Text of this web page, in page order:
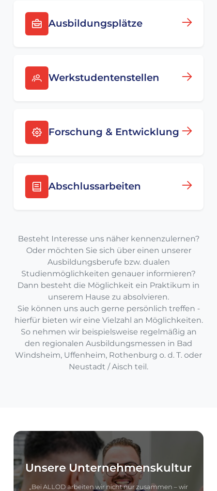
Ausbildungsplätze
Werkstudentenstellen
Forschung & Entwicklung
Abschlussarbeiten
Besteht Interesse uns näher kennenzulernen?
Oder möchten Sie sich über einen unserer
Ausbildungsberufe bzw. dualen
Studienmöglichkeiten genauer informieren?
Dann besteht die Möglichkeit ein Praktikum in
unserem Hause zu absolvieren.
Sie können uns auch gerne persönlich treffen -
hierfür bieten wir eine Vielzahl an Möglichkeiten.
So nehmen wir beispielsweise regelmäßig an
den regionalen Ausbildungsmessen in Bad
Windsheim, Uffenheim, Rothenburg o. d. T. oder
Neustadt / Aisch teil.
Unsere Unternehmenskultur
„Bei ALLOD arbeiten wir nicht nur zusammen – wir